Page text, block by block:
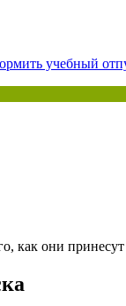
учебный
как они